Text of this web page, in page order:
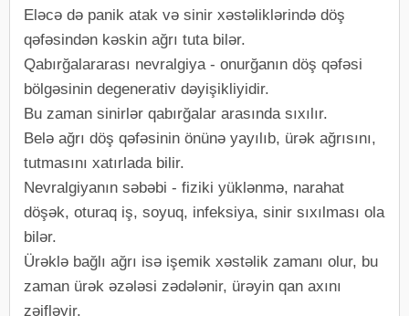
Eləcə də panik atak və sinir xəstəliklərində döş
qəfəsindən kəskin ağrı tuta bilər.
Qabırğalararası nevralgiya - onurğanın döş qəfəsi
bölgəsinin degenerativ dəyişikliyidir.
Bu zaman sinirlər qabırğalar arasında sıxılır.
Belə ağrı döş qəfəsinin önünə yayılıb, ürək ağrısını,
tutmasını xatırlada bilir.
Nevralgiyanın səbəbi - fiziki yüklənmə, narahat
döşək, oturaq iş, soyuq, infeksiya, sinir sıxılması ola
bilər.
Ürəklə bağlı ağrı isə işemik xəstəlik zamanı olur, bu
zaman ürək əzələsi zədələnir, ürəyin qan axını
zəifləyir.